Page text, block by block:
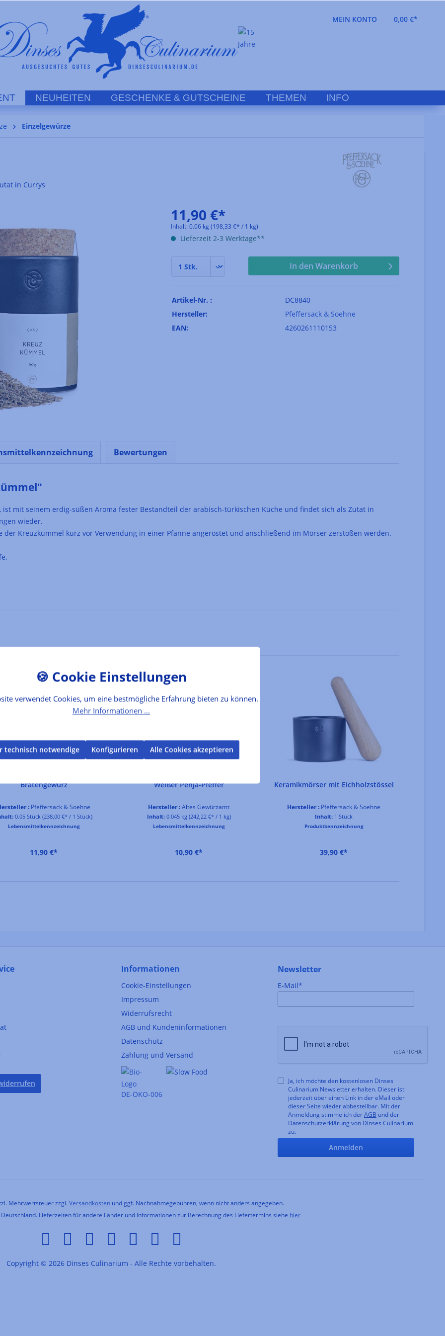
MEIN KONTO
0,00 €*
NEUHEITEN GESCHENKE & GUTSCHEINE THEMEN INFO
Einzelgewürze
in Currys
11,90 €*
Inhalt: 0.06 kg (198,33 €* / 1 kg)
Lieferzeit 2-3 Werktage**
In den Warenkorb
Artikel-Nr. :
DC8840
Hersteller:
Pfeffersack & Soehne
EAN:
4260261110153
Bewertungen
mit seinem erdig-süßen Aroma fester Bestandteil der arabisch-türkischen Küche und findet sich als Zutat in
wieder.
Kreuzkümmel kurz vor Verwendung in einer Pfanne angeröstet und anschließend im Mörser zerstoßen werden.
Bratengewürz
: Pfeffersack & Soehne
0.05 Stück (238,00 €* / 1 Stück)
Lebensmittelkennzeichnung
11,90 €*
Weißer Penja-Pfeffer
Hersteller :Altes Gewürzamt
Inhalt: 0.045 kg (242,22 €* / 1 kg)
Lebensmittelkennzeichnung
10,90 €*
Keramikmörser mit Eichholzstössel
Hersteller : Pfeffersack & Soehne
Inhalt: 1 Stück
Produktkennzeichnung
39,90 €*
Informationen
Cookie-Einstellungen
Impressum
Widerrufsrecht
AGB und Kundeninformationen
Datenschutz
Zahlung und Versand
DE-ÖKO-006
Newsletter
E-Mail*
Ja, ich möchte den kostenlosen Dinses
Culinarium Newsletter erhalten. Dieser ist
jederzeit über einen Link in der eMail oder
dieser Seite wieder abbestellbar. Mit der
Anmeldung stimme ich derAGB und der
Datenschutzerklärung von Dinses Culinarium
zu.
Anmelden
Mehrwertsteuer zzgl. Versandkostenund ggf. Nachnahmegebühren, wenn nicht anders angegeben.
Lieferzeiten für andere Länder und Informationen zur Berechnung des Liefertermins siehe hier
Copyright © 2026 Dinses Culinarium - Alle Rechte vorbehalten.
verwendet Cookies, um eine bestmögliche Erfahrung bieten zu können.
Mehr Informationen ...
technisch notwendige Konfigurieren Alle Cookies akzeptieren